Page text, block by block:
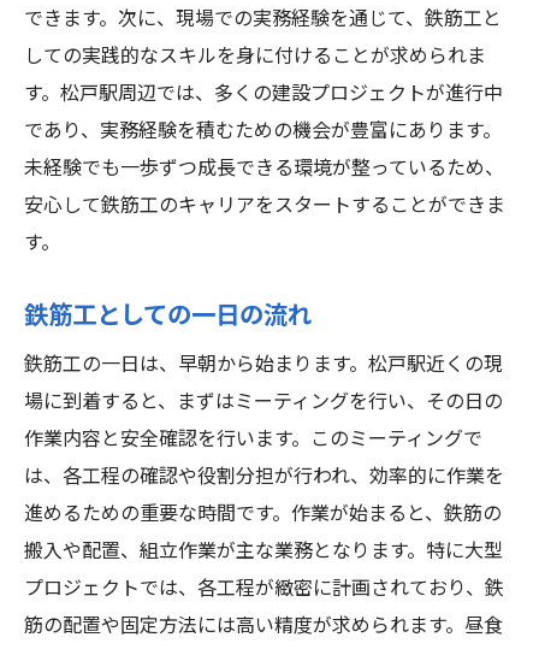
できます。次に、現場での実務経験を通じて、鉄筋工と
しての実践的なスキルを身に付けることが求められま
す。松戸駅周辺では、多くの建設プロジェクトが進行中
であり、実務経験を積むための機会が豊富にあります。
未経験でも一歩ずつ成長できる環境が整っているため、
安心して鉄筋工のキャリアをスタートすることができま
す。
鉄筋工としての一日の流れ
鉄筋工の一日は、早朝から始まります。松戸駅近くの現
場に到着すると、まずはミーティングを行い、その日の
作業内容と安全確認を行います。このミーティングで
は、各工程の確認や役割分担が行われ、効率的に作業を
進めるための重要な時間です。作業が始まると、鉄筋の
搬入や配置、組立作業が主な業務となります。特に大型
プロジェクトでは、各工程が緻密に計画されており、鉄
筋の配置や固定方法には高い精度が求められます。昼食